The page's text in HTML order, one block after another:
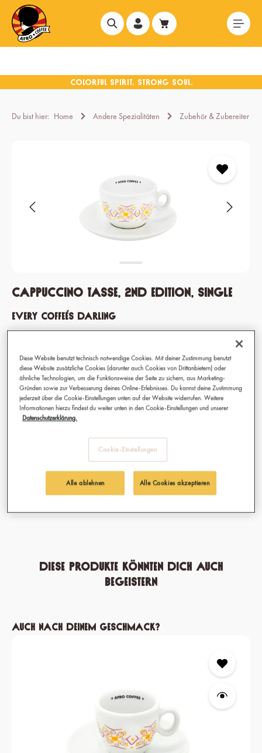
springen
Du bist hier: Home Andere Spezialitäten Zubehör & Zubereiter
Cappuccino Tasse, 2nd edition, single
Every Coffee´s Darling
Die beste Wahl für Cappuccino, Melange oder Verlängerten: Hier
bekommt jeder deiner Freunde seine liebste Kaffeetasse.
8,90 €
Preise inkl. MwSt.
auswählen
Fuchsia Gelb
Pink
Weiss
Diese Produkte könnten dich auch
begeistern
Produktgalerie überspringen
Auch nach deinem Geschmack?
Diese Website benutzt technisch notwendige Cookies. Mit deiner Zustimmung benutzt
diese Website zusätzliche Cookies (darunter auch Cookies von Drittanbietern) oder
ähnliche Technologien, um die Funktionsweise der Seite zu sichern, aus Marketing-
Gründen sowie zur Verbesserung deines Online-Erlebnisses. Du kannst deine Zustimmung
jederzeit über die Cookie-Einstellungen unten auf der Website widerrufen. Weitere
Informationen hierzu findest du weiter unten in den Cookie-Einstellungen und unserer
Datenschutzerklärung.
Cookie-Einstellungen
Alle ablehnen Alle Cookies akzeptieren